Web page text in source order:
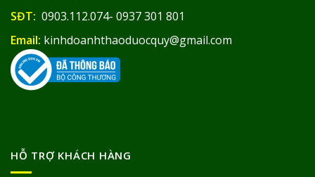
SĐT: 0903.112.074- 0937 301 801
Email: kinhdoanhthaoduocquy@gmail.com
HỖ TRỢ KHÁCH HÀNG